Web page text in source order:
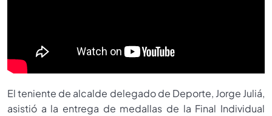
El teniente de alcalde delegado de Deporte, Jorge Juliá,
asistió a la entrega de medallas de la Final Individual